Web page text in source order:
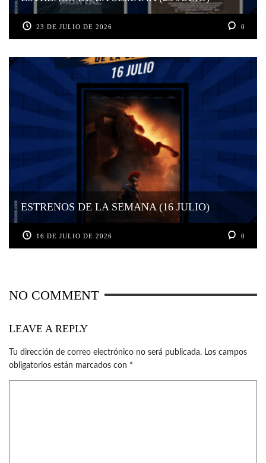
23 DE JULIO DE 2026 0
ESTRENOS DE LA SEMANA (16 JULIO)
16 DE JULIO DE 2026 0
NO COMMENT
LEAVE A REPLY
Tu dirección de correo electrónico no será publicada. Los campos
obligatorios están marcados con *